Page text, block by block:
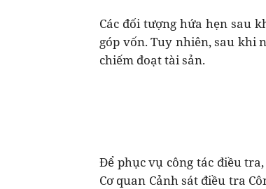
Các đối tượng hứa hẹn sau
góp vốn. Tuy nhiên, sau khi
chiếm đoạt tài sản.
Để phục vụ công tác điều
Cơ quan Cảnh sát điều tra